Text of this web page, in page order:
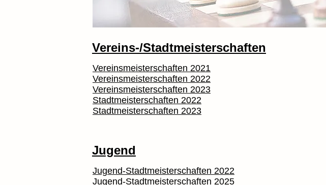
Vereins-/Stadtmeisterschaften
Vereinsmeisterschaften 2021
Vereinsmeisterschaften 2022
Vereinsmeisterschaften 2023
Stadtmeisterschaften 2022
Stadtmeisterschaften 2023
Jugend
Jugend-Stadtmeisterschaften 2022
Jugend-Stadtmeisterschaften 2025